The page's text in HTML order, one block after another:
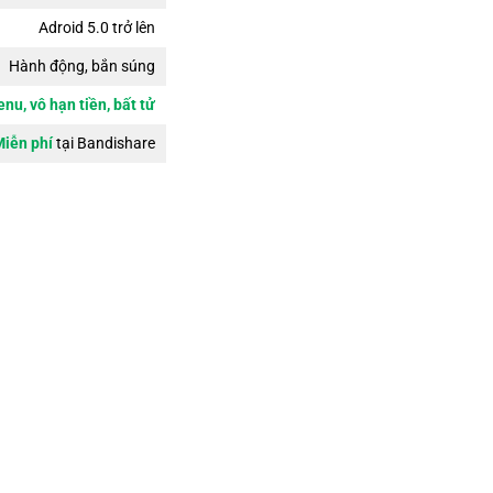
Adroid 5.0 trở lên
Hành động, bắn súng
vô hạn tiền, bất tử
phítại Bandishare